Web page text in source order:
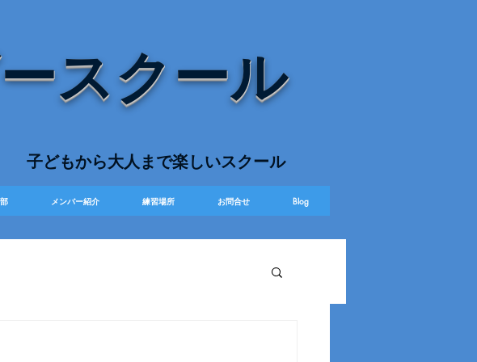
スクール
​子どもから大人まで楽しいスクール
メンバー紹介 練習場所 お問合せ Blog